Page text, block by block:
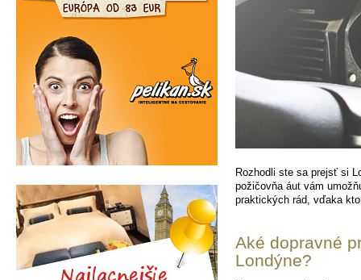
Rozhodli ste sa prejsť si
požičovňa áut vám
praktických rád, vďaka
Aké dopravné
Londýne?